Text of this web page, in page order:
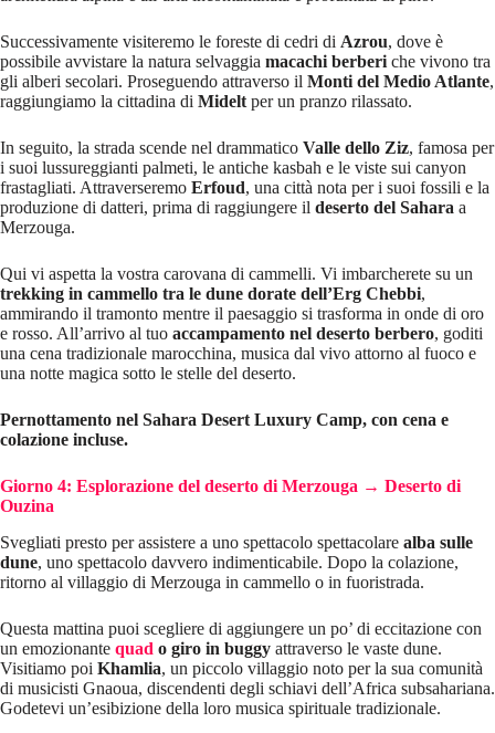
Successivamente visiteremo le foreste di cedri di Azrou, dove è
possibile avvistare la natura selvaggia macachi berberi che vivono tra
gli alberi secolari. Proseguendo attraverso il Monti del Medio Atlante,
raggiungiamo la cittadina di Midelt per un pranzo rilassato.
In seguito, la strada scende nel drammatico Valle dello Ziz, famosa per
i suoi lussureggianti palmeti, le antiche kasbah e le viste sui canyon
frastagliati. Attraverseremo Erfoud, una città nota per i suoi fossili e la
produzione di datteri, prima di raggiungere il deserto del Sahara a
Merzouga.
Qui vi aspetta la vostra carovana di cammelli. Vi imbarcherete su un
trekking in cammello tra le dune dorate dell’Erg Chebbi,
ammirando il tramonto mentre il paesaggio si trasforma in onde di oro
e rosso. All’arrivo al tuo accampamento nel deserto berbero, goditi
una cena tradizionale marocchina, musica dal vivo attorno al fuoco e
una notte magica sotto le stelle del deserto.
Pernottamento nel Sahara Desert Luxury Camp, con cena e
colazione incluse.
Giorno 4: Esplorazione del deserto di Merzouga → Deserto di
Ouzina
Svegliati presto per assistere a uno spettacolo spettacolare alba sulle
dune, uno spettacolo davvero indimenticabile. Dopo la colazione,
ritorno al villaggio di Merzouga in cammello o in fuoristrada.
Questa mattina puoi scegliere di aggiungere un po’ di eccitazione con
un emozionante quad o giro in buggy attraverso le vaste dune.
Visitiamo poi Khamlia, un piccolo villaggio noto per la sua comunità
di musicisti Gnaoua, discendenti degli schiavi dell’Africa subsahariana.
Godetevi un’esibizione della loro musica spirituale tradizionale.